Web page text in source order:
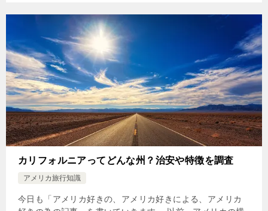
カリフォルニアってどんな州？治安や特徴を調査
アメリカ旅行知識
今日も「アメリカ好きの、アメリカ好きによる、アメリカ